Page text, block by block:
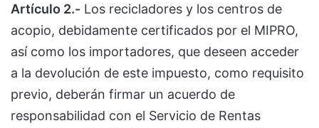
Artículo 2.- Los recicladores y los centros de
acopio, debidamente certificados por el MIPRO,
así como los importadores, que deseen acceder
a la devolución de este impuesto, como requisito
previo, deberán firmar un acuerdo de
responsabilidad con el Servicio de Rentas